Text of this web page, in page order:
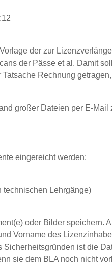
der zur
der Pässe et al. Damit
Rechnung
großer Dateien per E-
eingereicht werden:
technischen Lehrgänge)
oder Bilder speichern.
Vorname des
Sicherheitsgründen ist die
sie dem BLA noch nicht